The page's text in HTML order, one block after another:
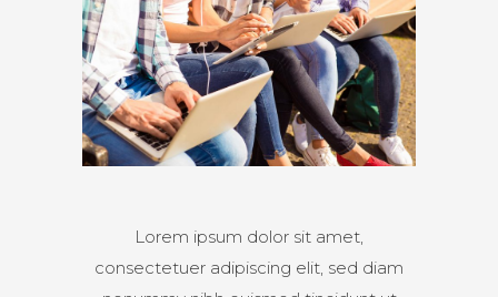
Lorem ipsum dolor sit amet,
consectetuer adipiscing elit, sed diam